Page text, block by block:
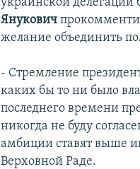
Янукович
желание объединить
- Стремление
каких бы то ни было
последнего времени
никогда не буду
амбиции ставят выше
Верховной Раде.